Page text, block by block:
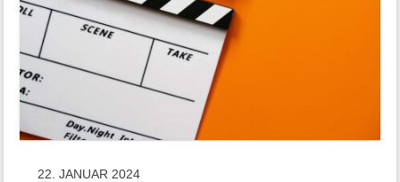
22. JANUAR 2024